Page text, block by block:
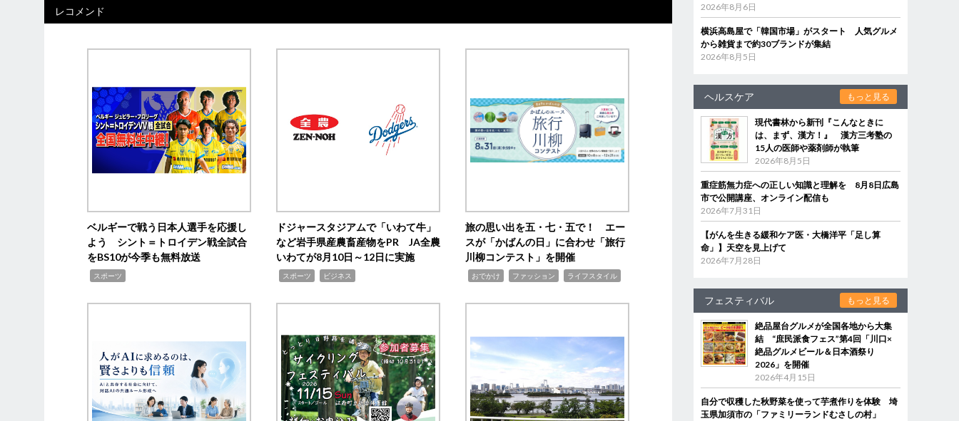
レコメンド
ベルギーで戦う日本人選手を応援し
よう シント＝トロイデン戦全試合
をBS10が今季も無料放送
スポーツ
ドジャースタジアムで「いわて牛」
など岩手県産農畜産物をPR JA全農
いわてが8月10日～12日に実施
スポーツ ビジネス
旅の思い出を五・七・五で！ エー
スが「かばんの日」に合わせ「旅行
川柳コンテスト」を開催
おでかけ ファッション ライフスタイル
2026年8月6日
横浜高島屋で「韓国市場」がスタート 人気グルメ
から雑貨まで約30ブランドが集結
2026年8月5日
ヘルスケア もっと見る
現代書林から新刊『こんなときに
は、まず、漢方！』 漢方三考塾の
15人の医師や薬剤師が執筆
2026年8月5日
重症筋無力症への正しい知識と理解を 8月8日広島
市で公開講座、オンライン配信も
2026年7月31日
【がんを生きる緩和ケア医・大橋洋平「足し算
命」】天空を見上げて
2026年7月28日
フェスティバル もっと見る
絶品屋台グルメが全国各地から大集
結 “庶民派食フェス”第4回「川口×
絶品グルメビール＆日本酒祭り
2026」を開催
2026年4月15日
自分で収穫した秋野菜を使って芋煮作りを体験 埼
玉県加須市の「ファミリーランドむさしの村」